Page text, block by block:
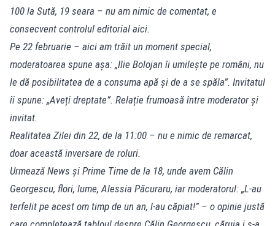
100 la Sută, 19 seara – nu am nimic de comentat, e
consecvent controlul editorial aici.
Pe 22 februarie – aici am trăit un moment special,
moderatoarea spune așa: „Ilie Bolojan îi umilește pe români, nu
le dă posibilitatea de a consuma apă și de a se spăla”. Invitatul
îi spune: „Aveți dreptate”. Relație frumoasă între moderator și
invitat.
Realitatea Zilei din 22, de la 11:00 – nu e nimic de remarcat,
doar această inversare de roluri.
Urmează News și Prime Time de la 18, unde avem Călin
Georgescu, flori, lume, Alessia Păcuraru, iar moderatorul: „L-au
terfelit pe acest om timp de un an, l-au căpiat!” – o opinie justă